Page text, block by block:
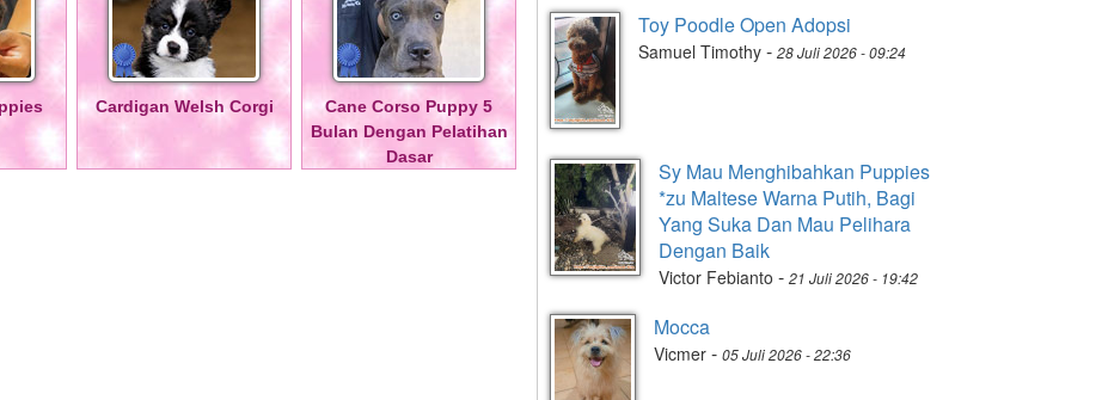
Cardigan Welsh Corgi
Cane Corso Puppy 5
Bulan Dengan Pelatihan
Dasar
Toy Poodle Open Adopsi
Samuel Timothy - 28 Juli 2026 - 09:24
Sy Mau Menghibahkan Puppies
*zu Maltese Warna Putih, Bagi
Yang Suka Dan Mau Pelihara
Dengan Baik
Victor Febianto - 21 Juli 2026 - 19:42
Mocca
Vicmer - 05 Juli 2026 - 22:36